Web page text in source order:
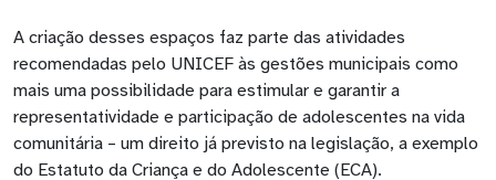
A criação desses espaços faz parte das atividades
recomendadas pelo UNICEF às gestões municipais como
mais uma possibilidade para estimular e garantir a
representatividade e participação de adolescentes na vida
comunitária – um direito já previsto na legislação, a exemplo
do Estatuto da Criança e do Adolescente (ECA).